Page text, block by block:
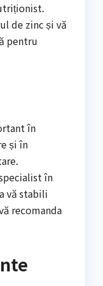
de zinc și vă
pentru
în
și în
în
vă stabili
recomanda